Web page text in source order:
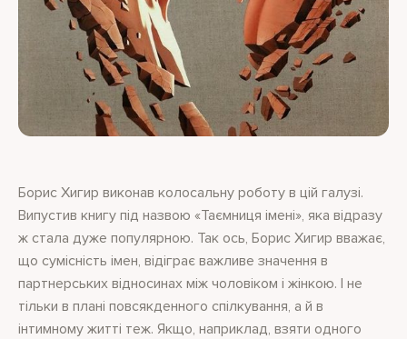
Борис Хигир виконав колосальну роботу в цій галузі.
Випустив книгу під назвою «Таємниця імені», яка відразу
ж стала дуже популярною. Так ось, Борис Хигир вважає,
що сумісність імен, відіграє важливе значення в
партнерських відносинах між чоловіком і жінкою. І не
тільки в плані повсякденного спілкування, а й в
інтимному житті теж. Якщо, наприклад, взяти одного